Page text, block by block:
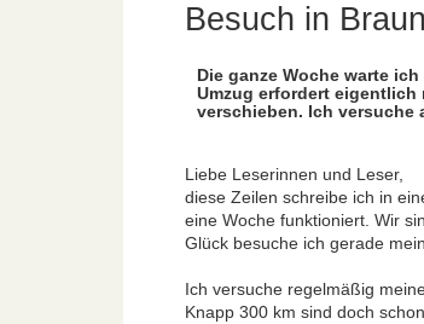
Besuch in
Die ganze Woche warte
Umzug erfordert eigentlich
verschieben. Ich versuche
Liebe Leserinnen und Leser,
diese Zeilen schreibe ich in
eine Woche funktioniert. Wir
Glück besuche ich gerade
Ich versuche regelmäßig
Knapp 300 km sind doch